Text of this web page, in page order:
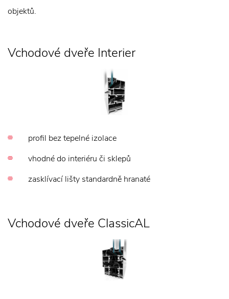
objektů.
Vchodové dveře Interier
profil bez tepelné izolace
vhodné do interiéru či sklepů
zasklívací lišty standardně hranaté
Vchodové dveře ClassicAL